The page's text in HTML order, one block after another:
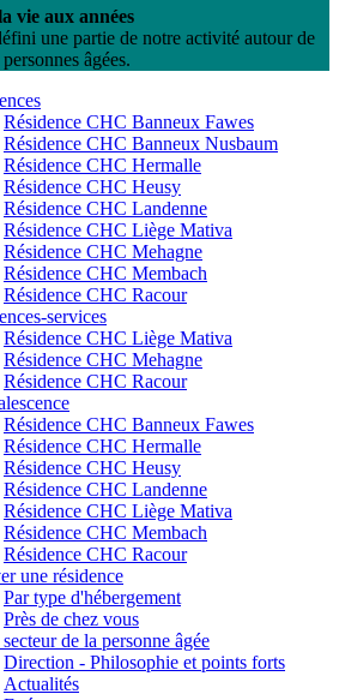
vie aux années
une partie de notre activité autour de
âgées.
Résidence CHC Banneux Fawes
Résidence CHC Banneux Nusbaum
Résidence CHC Hermalle
Résidence CHC Heusy
Résidence CHC Landenne
Résidence CHC Liège Mativa
Résidence CHC Mehagne
Résidence CHC Membach
Résidence CHC Racour
services
Résidence CHC Liège Mativa
Résidence CHC Mehagne
Résidence CHC Racour
Résidence CHC Banneux Fawes
Résidence CHC Hermalle
Résidence CHC Heusy
Résidence CHC Landenne
Résidence CHC Liège Mativa
Résidence CHC Membach
Résidence CHC Racour
une résidence
Par type d'hébergement
Près de chez vous
de la personne âgée
Direction - Philosophie et points forts
Actualités